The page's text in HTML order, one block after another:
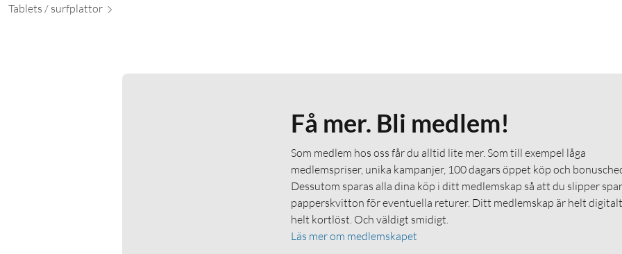
Tablets / surfplattor
Få mer. Bli medlem!
Som medlem hos oss får du alltid lite mer. Som till exempel låga
medlemspriser, unika kampanjer, 100 dagars öppet köp och
Dessutom sparas alla dina köp i ditt medlemskap så att du slipper
papperskvitton för eventuella returer. Ditt medlemskap är helt
helt kortlöst. Och väldigt smidigt.
Läs mer om medlemskapet